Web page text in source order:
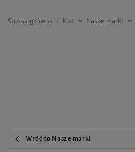
Strona główna Kot Nasze marki
Wróć do Nasze marki